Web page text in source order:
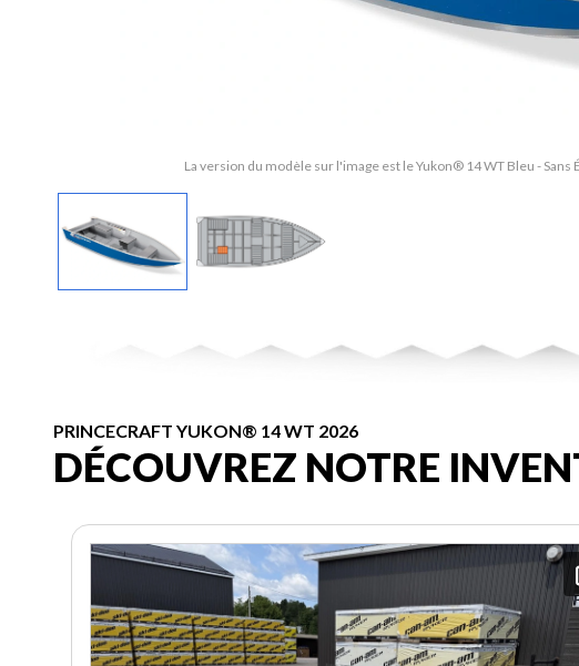
La version du modèle sur l'image est le Yukon® 14 WT Bleu - Sans
PRINCECRAFT YUKON® 14 WT 2026
DÉCOUVREZ NOTRE